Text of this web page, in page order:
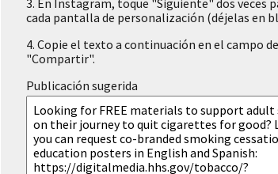
cada pantalla de personalización (déjelas en
4. Copie el texto a continuación en el campo
"Compartir".
Publicación sugerida